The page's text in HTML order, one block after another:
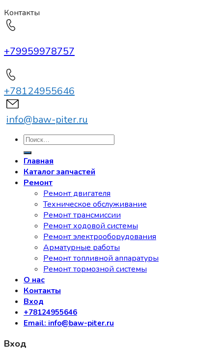
Контакты
+79959978757
+78124955646
info@baw-piter.ru
Искать:
Главная
Каталог запчастей
Ремонт
Ремонт двигателя
Техническое обслуживание
Ремонт трансмиссии
Ремонт ходовой системы
Ремонт электрооборудования
Арматурные работы
Ремонт топливной аппаратуры
Ремонт тормозной системы
О нас
Контакты
Вход
+78124955646
Email: info@baw-piter.ru
Вход